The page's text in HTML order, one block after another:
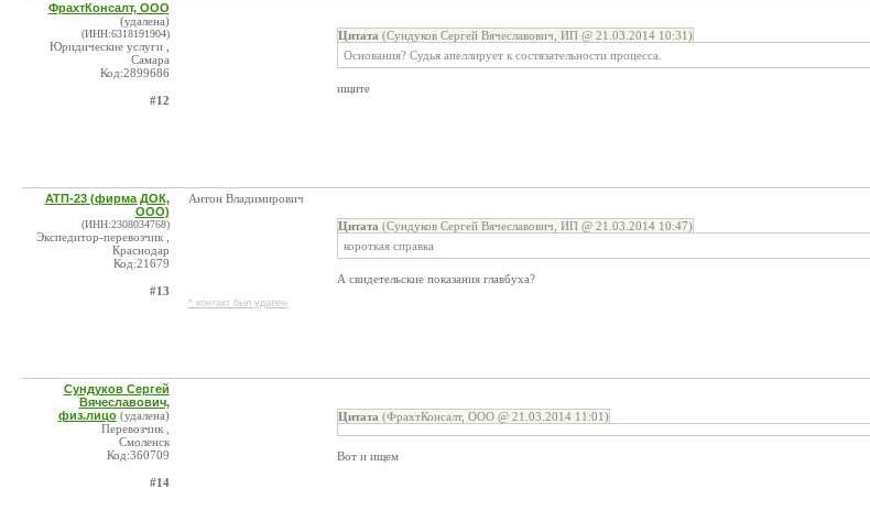
ФрахтКонсалт, ООО
(удалена)
(ИНН:6318191904)
Юридические услуги ,
Самара
Код:2899686
#12
Цитата (Сундуков Сергей Вячеславович, ИП @ 21.03.2014 10:31)
Основания? Судья апеллирует к состязательности процесса.
ищите
АТП-23 (фирма ДОК,
ООО)
(ИНН:2308034768)
Экспедитор-перевозчик ,
Краснодар
Код:21679
#13
Антон Владимирович
* контакт был удален
Цитата (Сундуков Сергей Вячеславович, ИП @ 21.03.2014 10:47)
короткая справка
А свидетельские показания главбуха?
Сундуков Сергей
Вячеславович,
физ.лицо (удалена)
Перевозчик ,
Смоленск
Код:360709
#14
Цитата (ФрахтКонсалт, ООО @ 21.03.2014 11:01)
Вот и ищем